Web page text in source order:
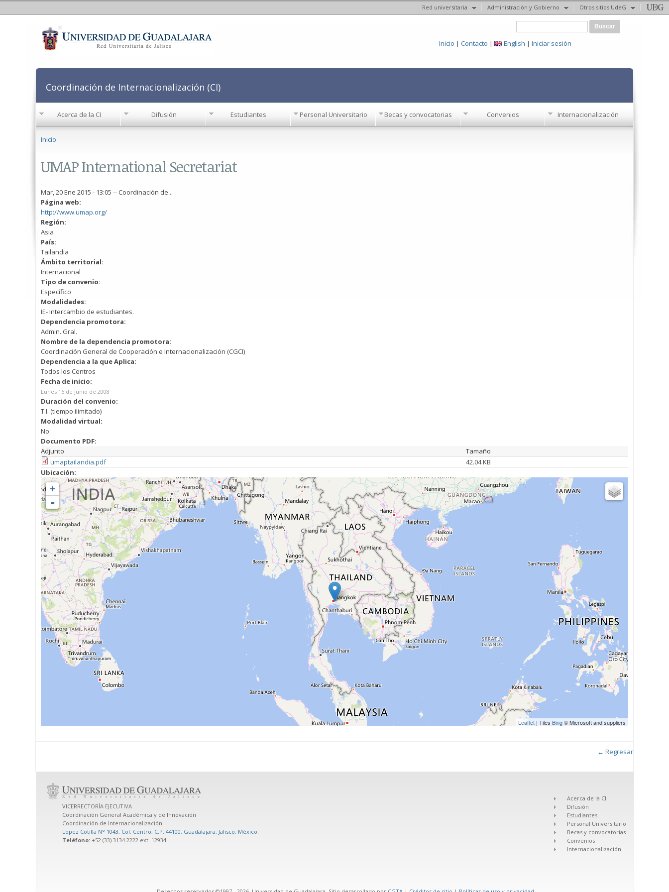
Red universitaria Administración y Gobierno Otros sitios UdeG
Formulario de búsqueda
Inicio | Contacto | English | Iniciar sesión
Coordinación de Internacionalización (CI)
Acerca de la CI Difusión Estudiantes Personal Universitario Becas y convocatorias Convenios Internacionalización
Se encuentra usted aquí
Inicio
UMAP International Secretariat
Mar, 20 Ene 2015 - 13:05 -- Coordinación de...
Página web:
http://www.umap.org/
Región:
Asia
País:
Tailandia
Ámbito territorial:
Internacional
Tipo de convenio:
Específico
Modalidades:
IE- Intercambio de estudiantes.
Dependencia promotora:
Admin. Gral.
Nombre de la dependencia promotora:
Coordinación General de Cooperación e Internacionalización (CGCI)
Dependencia a la que Aplica:
Todos los Centros
Fecha de inicio:
Lunes 16 de Junio de 2008
Duración del convenio:
T.I. (tiempo ilimitado)
Modalidad virtual:
No
Documento PDF:
Adjunto
Tamaño
umaptailandia.pdf
42.04 KB
Ubicación:
+
-
Leaflet | Tiles Bing© Microsoft and suppliers
← Regresar
VICERRECTORÍA EJECUTIVA
Coordinación General Académica y de Innovación
Coordinación de Internacionalización
López Cotilla N° 1043, Col. Centro, C.P. 44100, Guadalajara, Jalisco, México.
Teléfono: +52 (33) 3134 2222 ext. 12934
Acerca de la CI
Difusión
Estudiantes
Personal Universitario
Becas y convocatorias
Convenios
Internacionalización